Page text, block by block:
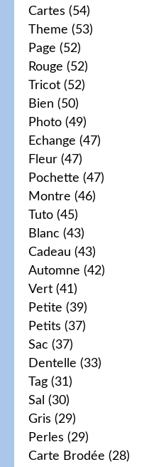
Cartes (54)
Theme (53)
Page (52)
Rouge (52)
Tricot (52)
Bien (50)
Photo (49)
Echange (47)
Fleur (47)
Pochette (47)
Montre (46)
Tuto (45)
Blanc (43)
Cadeau (43)
Automne (42)
Vert (41)
Petite (39)
Petits (37)
Sac (37)
Dentelle (33)
Tag (31)
Sal (30)
Gris (29)
Perles (29)
Carte Brodée (28)